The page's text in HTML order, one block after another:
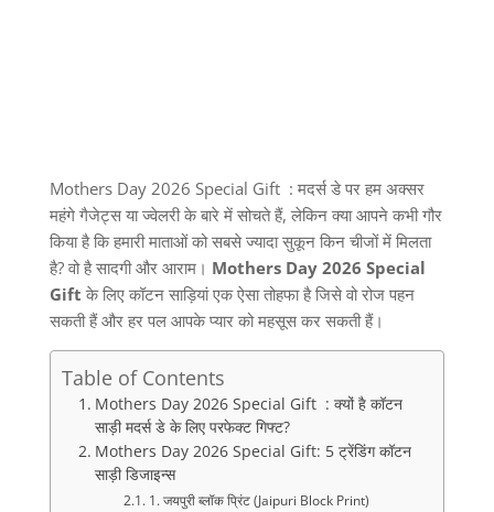
Mothers Day 2026 Special Gift : मदर्स डे पर हम अक्सर
महंगे गैजेट्स या ज्वेलरी के बारे में सोचते हैं, लेकिन क्या आपने कभी गौर
किया है कि हमारी माताओं को सबसे ज्यादा सुकून किन चीजों में मिलता
है? वो है सादगी और आराम। Mothers Day 2026 Special
Gift के लिए कॉटन साड़ियां एक ऐसा तोहफा है जिसे वो रोज पहन
सकती हैं और हर पल आपके प्यार को महसूस कर सकती हैं।
Table of Contents
Mothers Day 2026 Special Gift : क्यों है कॉटन
साड़ी मदर्स डे के लिए परफेक्ट गिफ्ट?
Mothers Day 2026 Special Gift: 5 ट्रेंडिंग कॉटन
साड़ी डिजाइन्स
1. जयपुरी ब्लॉक प्रिंट (Jaipuri Block Print)